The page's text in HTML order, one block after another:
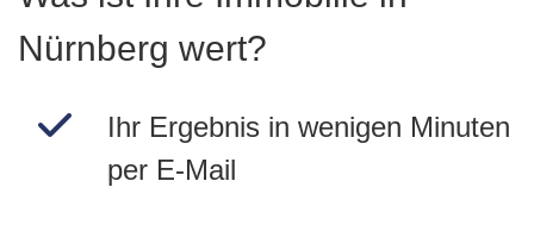
Nürnberg wert?
Ihr Ergebnis in wenigen Minuten
per E-Mail